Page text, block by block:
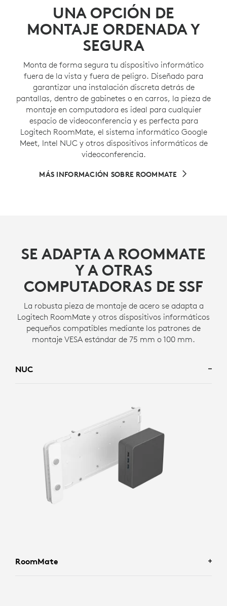
UNA OPCIÓN DE
MONTAJE ORDENADA Y
SEGURA
Monta de forma segura tu dispositivo informático
fuera de la vista y fuera de peligro. Diseñado para
garantizar una instalación discreta detrás de
pantallas, dentro de gabinetes o en carros, la pieza de
montaje en computadora es ideal para cualquier
espacio de videoconferencia y es perfecta para
Logitech RoomMate, el sistema informático Google
Meet, Intel NUC y otros dispositivos informáticos de
videoconferencia.
MÁS INFORMACIÓN SOBRE ROOMMATE
SE ADAPTA A ROOMMATE
Y A OTRAS
COMPUTADORAS DE SSF
La robusta pieza de montaje de acero se adapta a
Logitech RoomMate y otros dispositivos informáticos
pequeños compatibles mediante los patrones de
montaje VESA estándar de 75 mm o 100 mm.
NUC
RoomMate